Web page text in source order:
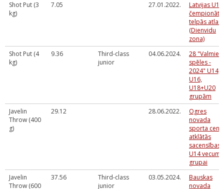
Shot Put (3
kg)
7.05 27.01.2022.
Latvijas U14
čempionāta
telpās
(Dienvidu
zona)
Shot Put (4
kg)
9.36
Third-class
junior
04.06.2024.
28
spēles -
2024" U14,
U16,
U18+U20
grupām
Javelin
Throw (400
g)
29.12 28.06.2022.
Ogres
novada
sporta
atklātās
sacensības
U14 vecuma
grupai
Javelin
Throw (600
37.56
Third-class
junior
03.05.2024.
Bauskas
novada